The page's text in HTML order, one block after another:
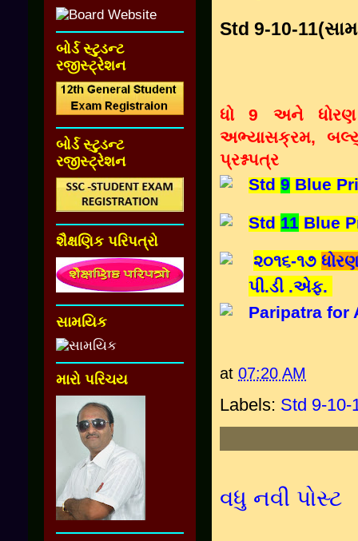
Std 9-10-
ધો 9 અને ધોરણ
અભ્યાસક્રમ,
પ્રશ્નપત્ર
Std 9 Blue
Std 11 Blue
૨૦૧૬-૧૭
પી.ડી .એફ.
Paripatra for
at 07:20 AM
Labels: Std 9-
વધુ નવી પોસ્ટ
બોર્ડ સ્ટુડન્ટ
રજીસ્ટ્રેશન
બોર્ડ સ્ટુડન્ટ
રજીસ્ટ્રેશન
શૈક્ષણિક પરિપત્રો
સામયિક
મારો પરિચય